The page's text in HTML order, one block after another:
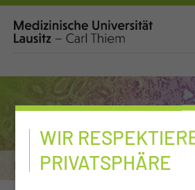
Institut für Pathologie
WIR
PRIVATSPHÄRE